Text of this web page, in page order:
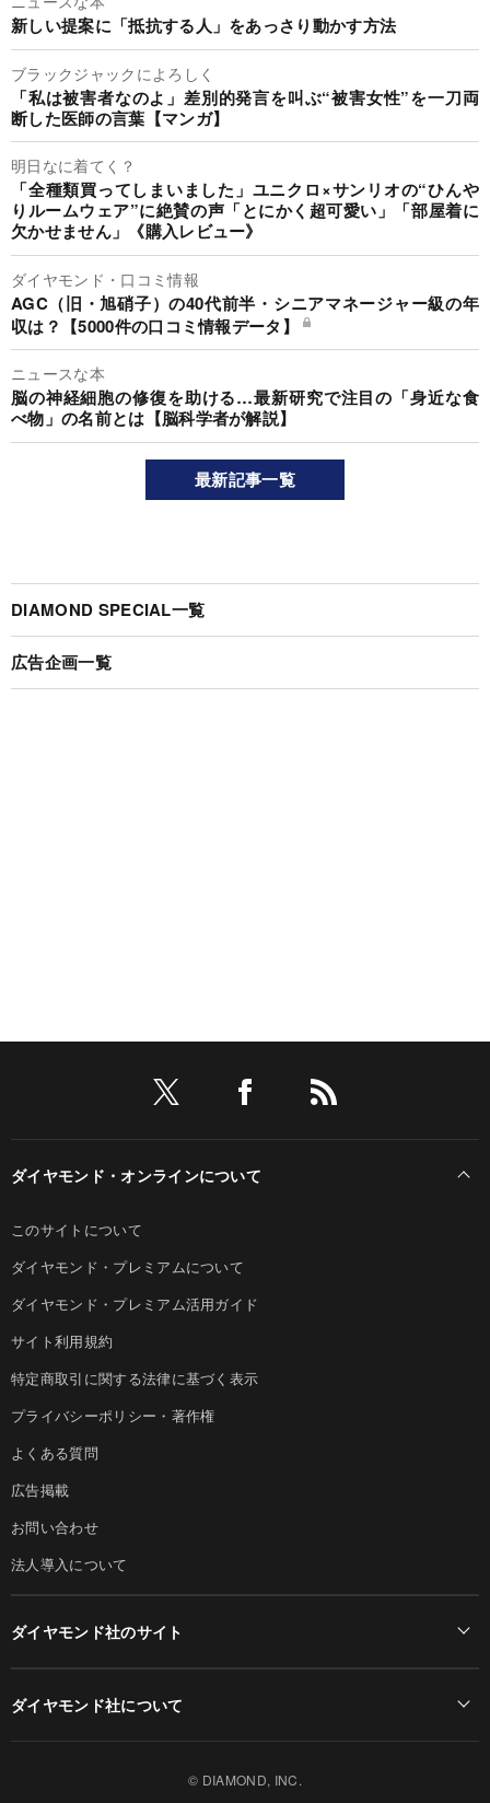
新しい提案に「抵抗する人」をあっさり動かす方法
ブラックジャックによろしく
「私は被害者なのよ」差別的発言を叫ぶ“被害女性”を一刀両
断した医師の言葉【マンガ】
明日なに着てく？
「全種類買ってしまいました」ユニクロ×サンリオの“ひんや
りルームウェア”に絶賛の声「とにかく超可愛い」「部屋着に
欠かせません」《購入レビュー》
ダイヤモンド・口コミ情報
AGC（旧・旭硝子）の40代前半・シニアマネージャー級の年
収は？【5000件の口コミ情報データ】
ニュースな本
脳の神経細胞の修復を助ける…最新研究で注目の「身近な食
べ物」の名前とは【脳科学者が解説】
最新記事一覧
DIAMOND SPECIAL一覧
広告企画一覧
ダイヤモンド・オンラインについて
このサイトについて
ダイヤモンド・プレミアムについて
ダイヤモンド・プレミアム活用ガイド
サイト利用規約
特定商取引に関する法律に基づく表示
プライバシーポリシー・著作権
よくある質問
広告掲載
お問い合わせ
法人導入について
ダイヤモンド社のサイト
ダイヤモンド社について
© DIAMOND, INC.